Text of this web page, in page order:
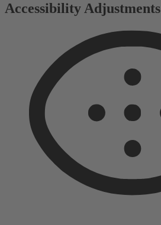
Accessibility Adjustments